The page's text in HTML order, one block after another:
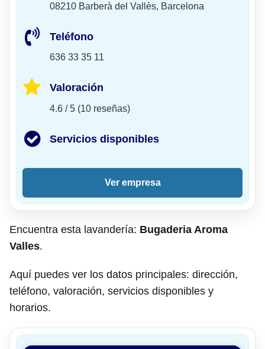
08210 Barberà del Vallès, Barcelona
Teléfono
636 33 35 11
Valoración
4.6 / 5 (10 reseñas)
Servicios disponibles
Ver empresa
Encuentra esta lavandería: Bugaderia Aroma
Valles.
Aquí puedes ver los datos principales: dirección,
teléfono, valoración, servicios disponibles y
horarios.